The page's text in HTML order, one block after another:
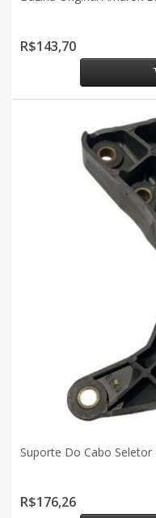
R$143,70
Suporte Do Cabo
R$176,26